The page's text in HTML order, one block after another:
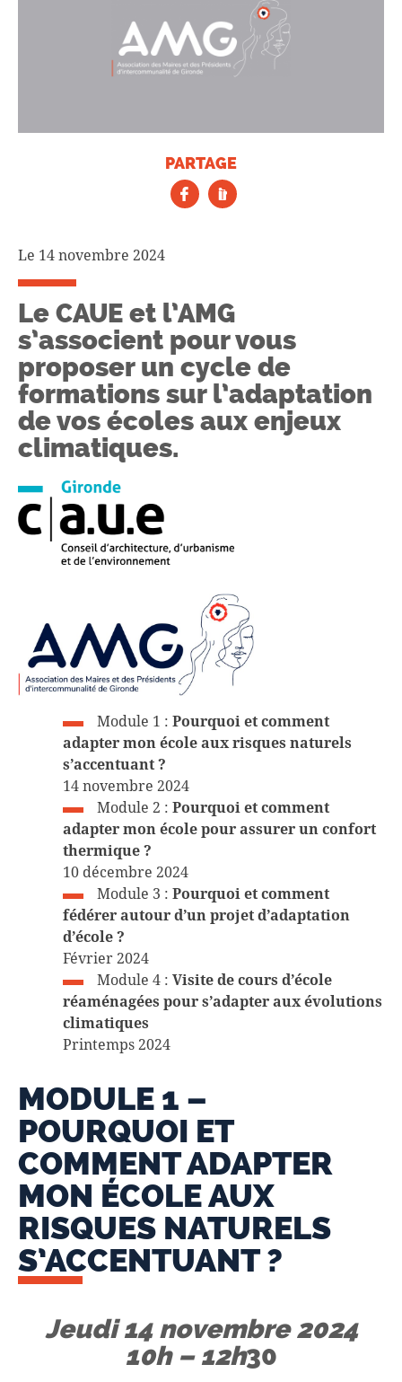
PARTAGE
Le 14 novembre 2024
Le CAUE et l’AMG
s’associent pour vous
proposer un cycle de
formations sur l’adaptation
de vos écoles aux enjeux
climatiques.
Module 1 : Pourquoi et comment
adapter mon école aux risques naturels
s’accentuant ?
14 novembre 2024
Module 2 : Pourquoi et comment
adapter mon école pour assurer un confort
thermique ?
10 décembre 2024
Module 3 : Pourquoi et comment
fédérer autour d’un projet d’adaptation
d’école ?
Février 2024
Module 4 : Visite de cours d’école
réaménagées pour s’adapter aux évolutions
climatiques
Printemps 2024
MODULE 1 –
POURQUOI ET
COMMENT ADAPTER
MON ÉCOLE AUX
RISQUES NATURELS
S’ACCENTUANT ?
Jeudi 14 novembre 2024
10h – 12h30